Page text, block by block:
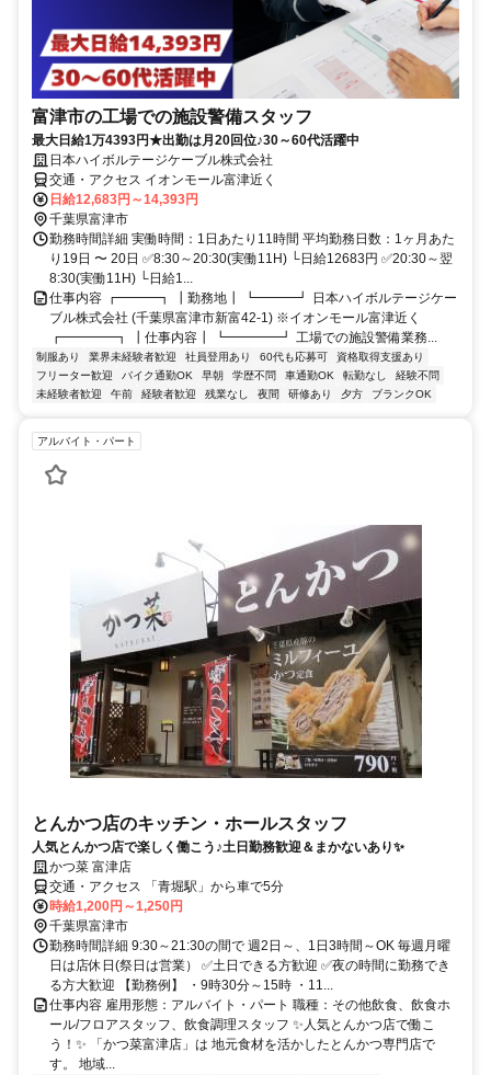
富津市の工場での施設警備スタッフ
最大日給1万4393円★出勤は月20回位♪30～60代活躍中
日本ハイボルテージケーブル株式会社
交通・アクセス イオンモール富津近く
日給12,683円～14,393円
千葉県富津市
勤務時間詳細 実働時間：1日あたり11時間 平均勤務日数：1ヶ月あた
り19日 〜 20日 ✅8:30～20:30(実働11H) └日給12683円 ✅20:30～翌
8:30(実働11H) └日給1...
仕事内容 ┏━━━┓ ┃勤務地┃ ┗━━━┛ 日本ハイボルテージケー
ブル株式会社 (千葉県富津市新富42-1) ※イオンモール富津近く
┏━━━━┓ ┃仕事内容┃ ┗━━━━┛ 工場での施設警備業務...
制服あり 業界未経験者歓迎 社員登用あり 60代も応募可
資格取得支援あり
フリーター歓迎
バイク通勤OK 早朝 学歴不問 車通勤OK 転勤なし
経験不問
未経験者歓迎
午前 経験者歓迎 残業なし 夜間 研修あり 夕方 ブランクOK
アルバイト・パート
とんかつ店のキッチン・ホールスタッフ
人気とんかつ店で楽しく働こう♪土日勤務歓迎＆まかないあり✨
かつ菜 富津店
交通・アクセス 「青堀駅」から車で5分
時給1,200円～1,250円
千葉県富津市
勤務時間詳細 9:30～21:30の間で 週2日～、1日3時間～OK 毎週月曜
日は店休日(祭日は営業） ✅土日できる方歓迎 ✅夜の時間に勤務でき
る方大歓迎 【勤務例】 ・9時30分～15時 ・11...
仕事内容 雇用形態：アルバイト・パート 職種：その他飲食、飲食ホ
ール/フロアスタッフ、飲食調理スタッフ ✨人気とんかつ店で働こ
う！✨ 「かつ菜富津店」は 地元食材を活かしたとんかつ専門店で
す。 地域...